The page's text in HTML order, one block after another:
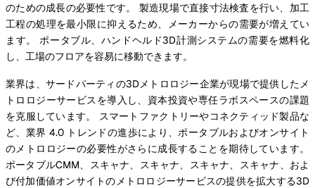
のための成長の必要性です。 製造現場で直接寸法検査を行い、加工
工程の処理を最小限に抑えるため、メーカーからの需要が増えてい
ます。 ポータブル、ハンドヘルド3D計測システムの需要を燃料化
し、工場のフロアを容易に移動できます。
業界は、サードパーティの3Dメトロロジー企業が現場で提供したメ
トロロジーサービスを導入し、資本投資や専任ラボスペースの課題
を克服しています。 スマートファクトリーやコネクティッド製品な
ど、業界 4.0 トレンドの進歩により、ポータブルおよびオンサイト
のメトロロジーの必要性がさらに成長することを期待しています。
ポータブルCMM、スキャナ、スキャナ、スキャナ、スキャナ、およ
び付加価値オンサイトのメトロロジーサービスの提供を拡大する3D